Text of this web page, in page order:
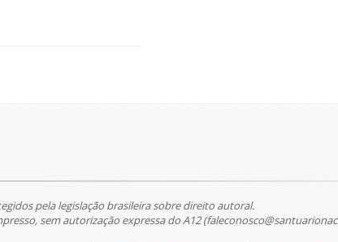
pela legislação brasileira sobre direito autoral.
sem autorização expressa do A12